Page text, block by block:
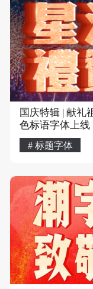
国庆特辑 | 献礼
色标语字体上线
# 标题字体